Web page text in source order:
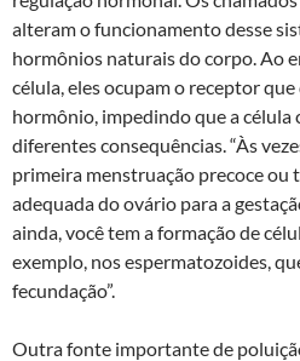
alteram o funcionamento desse
hormônios naturais do corpo. Ao
célula, eles ocupam o receptor
hormônio, impedindo que a célula
diferentes consequências. “Às
primeira menstruação precoce ou
adequada do ovário para a
ainda, você tem a formação de
exemplo, nos espermatozoides,
fecundação”.
Outra fonte importante de